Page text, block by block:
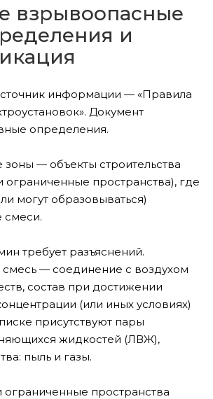
взрывоопасные
и
информации — «Правила
Документ
определения.
— объекты строительства
пространства), где
могут образовываться)
смеси.
требует разъяснений.
— соединение с воздухом
состав при достижении
(или иных условиях)
присутствуют пары
жидкостей (ЛВЖ),
пыль и газы.
пространства